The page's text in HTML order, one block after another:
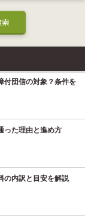
付団信の対象？条件を
った理由と進め方
の内訳と目安を解説